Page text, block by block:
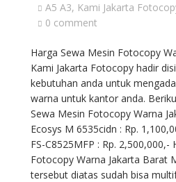
A5 A3, Kami Jakarta
0 comment
Harga Sewa Mesin Fotocopy
Kami Jakarta Fotocopy hadir
kebutuhan anda untuk
warna untuk kantor anda.
Sewa Mesin Fotocopy Warna
Ecosys M 6535cidn : Rp.
FS-C8525MFP : Rp. 2,500,000,-
Fotocopy Warna Jakarta Barat
tersebut diatas sudah bisa